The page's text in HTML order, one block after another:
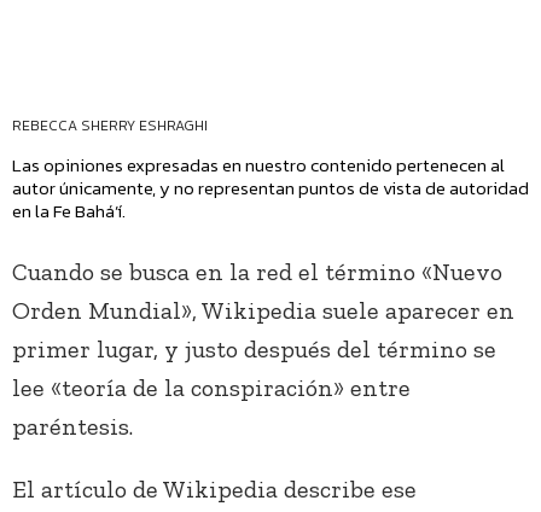
REBECCA SHERRY ESHRAGHI
Las opiniones expresadas en nuestro contenido pertenecen al
autor únicamente, y no representan puntos de vista de autoridad
en la Fe Bahá’í.
Cuando se busca en la red el término «Nuevo
Orden Mundial», Wikipedia suele aparecer en
primer lugar, y justo después del término se
lee «teoría de la conspiración» entre
paréntesis.
El artículo de Wikipedia describe ese